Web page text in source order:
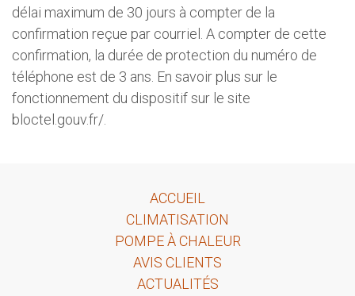
délai maximum de 30 jours à compter de la
confirmation reçue par courriel. A compter de cette
confirmation, la durée de protection du numéro de
téléphone est de 3 ans. En savoir plus sur le
fonctionnement du dispositif sur le site
bloctel.gouv.fr/.
ACCUEIL
CLIMATISATION
POMPE À CHALEUR
AVIS CLIENTS
ACTUALITÉS